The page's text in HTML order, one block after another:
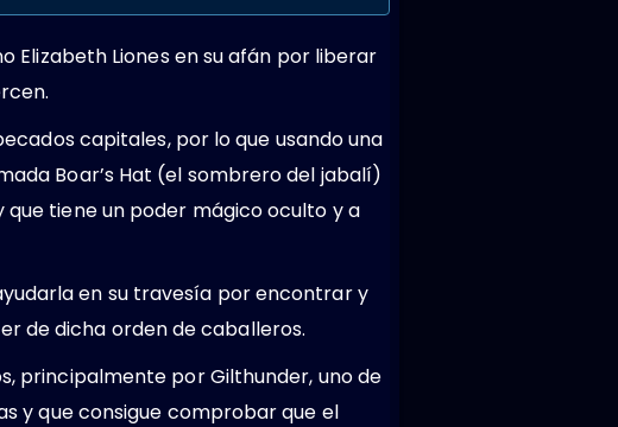
Elizabeth Liones en su afán por liberar
capitales, por lo que usando una
Boar’s Hat (el sombrero del jabalí)
tiene un poder mágico oculto y a
en su travesía por encontrar y
de dicha orden de caballeros.
principalmente por Gilthunder, uno de
y que consigue comprobar que el